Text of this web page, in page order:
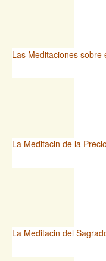
Las Meditaciones sobre
La Meditacin de la
La Meditacin del